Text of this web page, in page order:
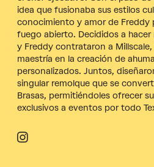
idea que fusionaba sus estilos
conocimiento y amor de Freddy
fuego abierto. Decididos a hacer
y Freddy contrataron a
maestría en la creación de
personalizados. Juntos,
singular remolque que se
Brasas, permitiéndoles ofrecer
exclusivos a eventos por todo